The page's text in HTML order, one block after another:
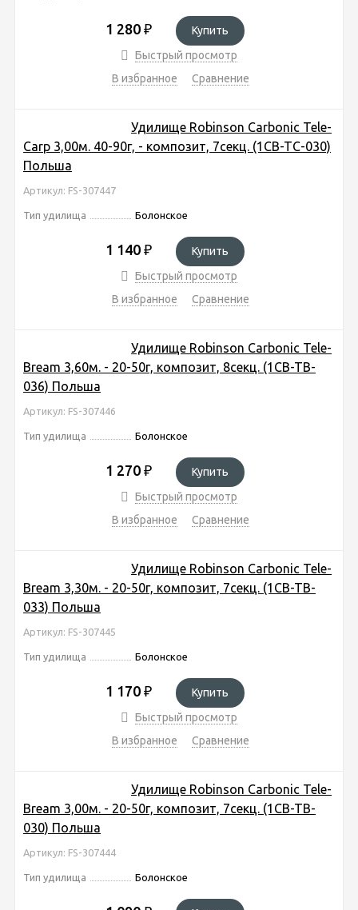
1 280 ₽
Купить
Быстрый просмотр
В избранное
Сравнение
Удилище Robinson Carbonic Tele-
Carp 3,00м. 40-90г, - композит, 7секц. (1CB-TC-030)
Польша
Артикул: FS-307447
Тип удилища Болонское
1 140 ₽
Купить
Быстрый просмотр
В избранное
Сравнение
Удилище Robinson Carbonic Tele-
Bream 3,60м. - 20-50г, композит, 8секц. (1CB-TB-
036) Польша
Артикул: FS-307446
Тип удилища Болонское
1 270 ₽
Купить
Быстрый просмотр
В избранное
Сравнение
Удилище Robinson Carbonic Tele-
Bream 3,30м. - 20-50г, композит, 7секц. (1CB-TB-
033) Польша
Артикул: FS-307445
Тип удилища Болонское
1 170 ₽
Купить
Быстрый просмотр
В избранное
Сравнение
Удилище Robinson Carbonic Tele-
Bream 3,00м. - 20-50г, композит, 7секц. (1CB-TB-
030) Польша
Артикул: FS-307444
Тип удилища Болонское